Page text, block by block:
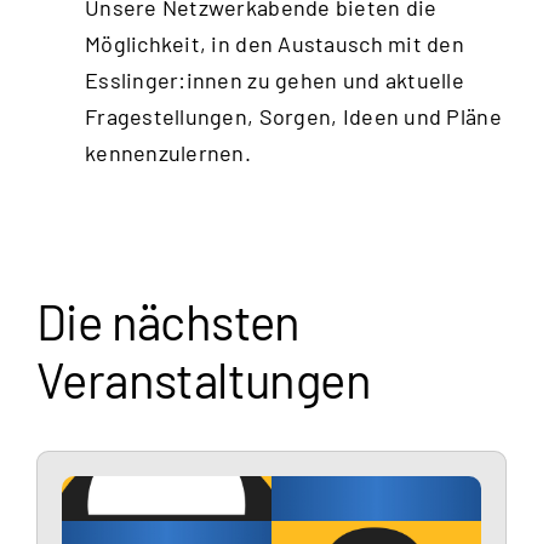
Unsere Netzwerkabende bieten die
Möglichkeit, in den Austausch mit den
Esslinger:innen zu gehen und aktuelle
Fragestellungen, Sorgen, Ideen und Pläne
kennenzulernen.
Die nächsten
Veranstaltungen